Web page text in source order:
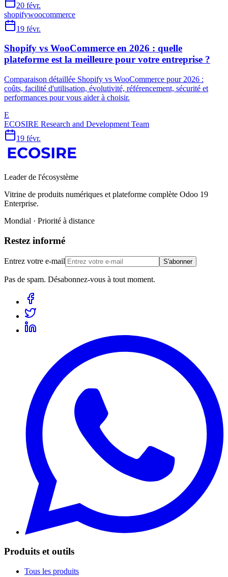
20 févr.
shopifywoocommerce
19 févr.
Shopify vs WooCommerce en 2026 : quelle
plateforme est la meilleure pour votre entreprise ?
Comparaison détaillée Shopify vs WooCommerce pour 2026 :
coûts, facilité d'utilisation, évolutivité, référencement, sécurité et
performances pour vous aider à choisir.
E
ECOSIRE Research and Development Team
19 févr.
Leader de l'écosystème
Vitrine de produits numériques et plateforme complète Odoo 19
Enterprise.
Mondial · Priorité à distance
Restez informé
Entrez votre e-mail S'abonner
Pas de spam. Désabonnez-vous à tout moment.
Produits et outils
Tous les produits